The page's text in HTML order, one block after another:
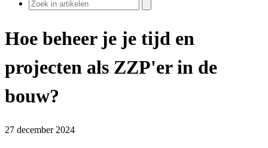
Hoe beheer je je tijd en
projecten als ZZP'er in de
bouw?
27 december 2024